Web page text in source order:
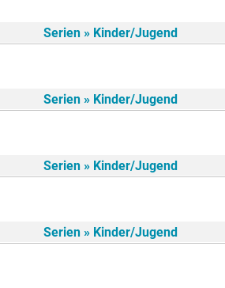
Serien » Kinder/Jugend
Serien » Kinder/Jugend
Serien » Kinder/Jugend
Serien » Kinder/Jugend